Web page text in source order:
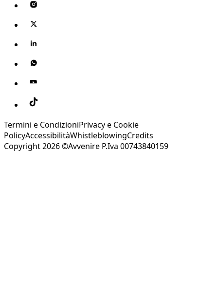
Termini e CondizioniPrivacy e Cookie
PolicyAccessibilitàWhistleblowingCredits
Copyright 2026 ©Avvenire P.Iva 00743840159